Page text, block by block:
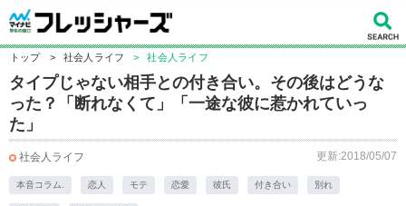
トップ > 社会人ライフ > 社会人ライフ
タイプじゃない相手との付き合い。その後はどうな
った？「断れなくて」「一途な彼に惹かれていっ
た」
社会人ライフ 更新:2018/05/07
本音コラム. 恋人 モテ 恋愛 彼氏 付き合い 別れ